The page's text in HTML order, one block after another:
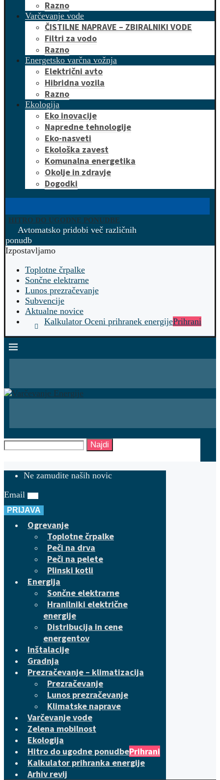
Razno
Varčevanje vode
ČISTILNE NAPRAVE – ZBIRALNIKI VODE
Filtri za vodo
Razno
Energetsko varčna vožnja
Električni avto
Hibridna vozila
Razno
Ekologija
Eko inovacije
Napredne tehnologije
Eko-nasveti
Ekološka zavest
Komunalna energetika
Okolje in zdravje
Dogodki
HITRO DO UGODNE PONUDBE
Avtomatsko pridobi več različnih
ponudb
Izpostavljamo
Toplotne črpalke
Sončne elektrarne
Lunos prezračevanje
Subvencije
Aktualne novice
Kalkulator Oceni prihranek energijePrihrani
Najdi
Ne zamudite naših novic
Email
PRIJAVA
Ogrevanje
Toplotne črpalke
Peči na drva
Peči na pelete
Plinski kotli
Energija
Sončne elektrarne
Hranilniki električne
energije
Distribucija in cene
energentov
Inštalacije
Gradnja
Prezračevanje – klimatizacija
Prezračevanje
Lunos prezračevanje
Klimatske naprave
Varčevanje vode
Zelena mobilnost
Ekologija
Hitro do ugodne ponudbePrihrani
Kalkulator prihranka energije
Arhiv revij